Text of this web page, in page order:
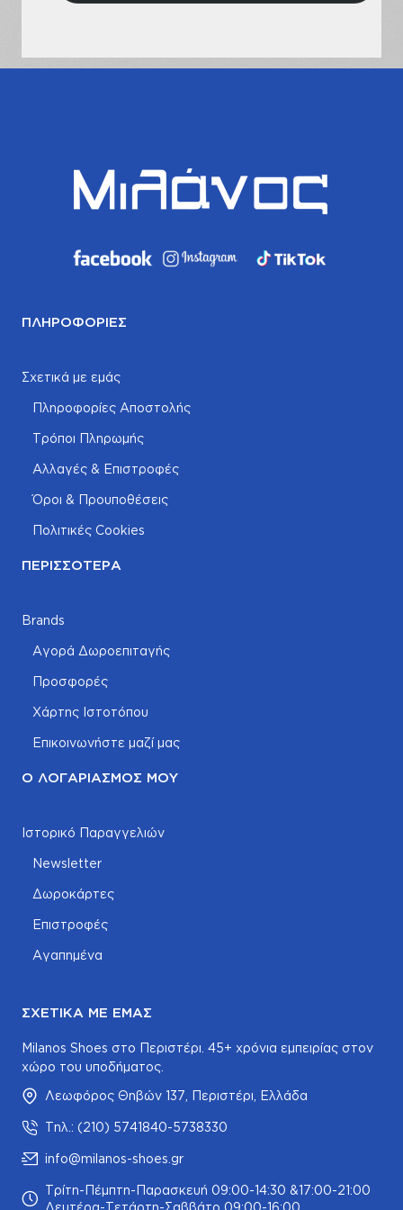
email
ΠΛΗΡΟΦΟΡΊΕΣ
Σχετικά με εμάς
Πληροφορίες Αποστολής
Τρόποι Πληρωμής
Αλλαγές & Επιστροφές
Όροι & Προυποθέσεις
Πολιτικές Cookies
ΠΕΡΙΣΣΌΤΕΡΑ
Brands
Αγορά Δωροεπιταγής
Προσφορές
Χάρτης Ιστοτόπου
Επικοινωνήστε μαζί μας
Ο ΛΟΓΑΡΙΑΣΜΌΣ ΜΟΥ
Ιστορικό Παραγγελιών
Newsletter
Δωροκάρτες
Επιστροφές
Αγαπημένα
ΣΧΕΤΙΚΆ ΜΕ ΕΜΆΣ
Milanos Shoes στο Περιστέρι. 45+ χρόνια εμπειρίας στον
χώρο του υποδήματος.
Λεωφόρος Θηβών 137, Περιστέρι, Ελλάδα
Τηλ.: (210) 5741840-5738330
info@milanos-shoes.gr
Τρίτη-Πέμπτη-Παρασκευή 09:00-14:30 &17:00-21:00
Δευτέρα-Τετάρτη-Σαββάτο 09:00-16:00